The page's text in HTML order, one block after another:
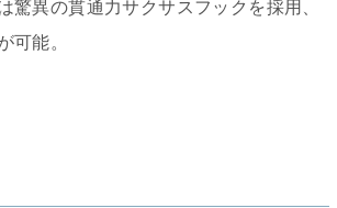
異の貫通力サクサスフックを採用、
可能。